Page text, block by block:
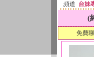
頻道 台妹
(
免費